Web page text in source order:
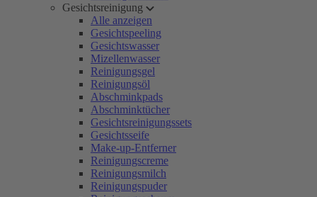
Gesichtsreinigung
Alle anzeigen
Gesichtspeeling
Gesichtswasser
Mizellenwasser
Reinigungsgel
Reinigungsöl
Abschminkpads
Abschminktücher
Gesichtsreinigungssets
Gesichtsseife
Make-up-Entferner
Reinigungscreme
Reinigungsmilch
Reinigungspuder